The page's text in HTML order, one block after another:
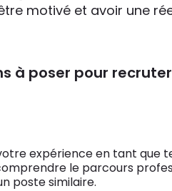
motivé et avoir une
à poser pour
expérience en tant que
le parcours
poste similaire.